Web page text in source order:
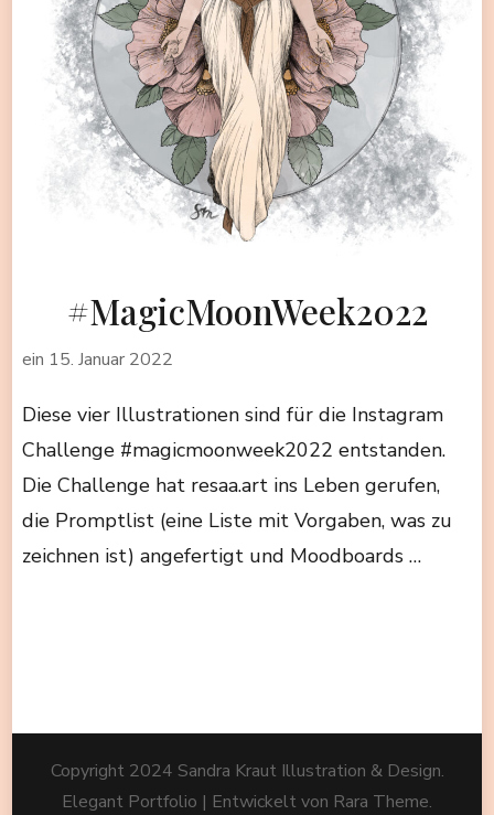
#MagicMoonWeek2022
ein 15. Januar 2022
Diese vier Illustrationen sind für die Instagram
Challenge #magicmoonweek2022 entstanden.
Die Challenge hat resaa.art ins Leben gerufen,
die Promptlist (eine Liste mit Vorgaben, was zu
zeichnen ist) angefertigt und Moodboards …
Copyright 2024 Sandra Kraut Illustration & Design.
Elegant Portfolio | Entwickelt von Rara Theme.